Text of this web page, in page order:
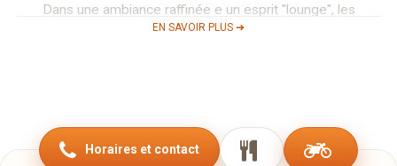
EN SAVOIR PLUS ➜
Dans une ambiance raffinée e un esprit "lounge", les
amateurs de cuisine asiatique pourront déguster les
de saveurs qui ne manquera pas de faire voyager lessens à
travers l'Asie. Dans une seconde salle tout équipée de
Horaires et contact